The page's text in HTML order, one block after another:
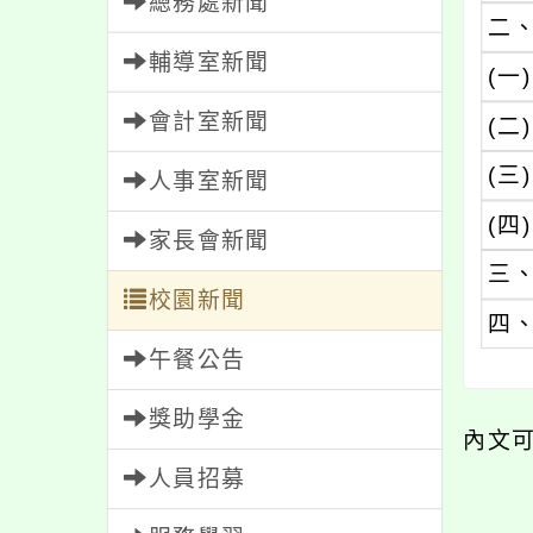
輔導室新聞
會計室新聞
人事室新聞
家長會新聞
校園新聞
午餐公告
獎助學金
人員招募
二
(一)
(二)
(三)
(四)
三
四
內文